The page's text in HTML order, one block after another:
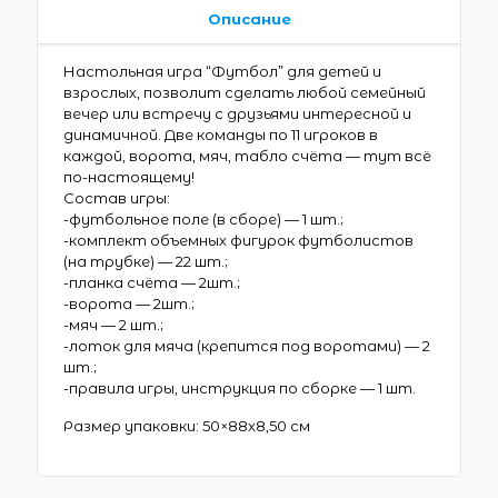
Описание
Настольная игра “Футбол” для детей и
взрослых, позволит сделать любой семейный
вечер или встречу с друзьями интересной и
динамичной. Две команды по 11 игроков в
каждой, ворота, мяч, табло счёта — тут всё
по-настоящему!
Состав игры:
-футбольное поле (в сборе) — 1 шт.;
-комплект объемных фигурок футболистов
(на трубке) — 22 шт.;
-планка счёта — 2шт.;
-ворота — 2шт.;
-мяч — 2 шт.;
-лоток для мяча (крепится под воротами) — 2
шт.;
-правила игры, инструкция по сборке — 1 шт.
Размер упаковки: 50×88х8,50 см